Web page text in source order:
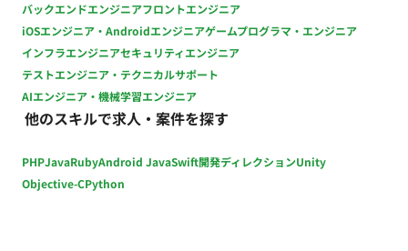
バックエンドエンジニアフロントエンジニア
iOSエンジニア・Androidエンジニアゲームプログラマ・エンジニア
インフラエンジニアセキュリティエンジニア
テストエンジニア・テクニカルサポート
AIエンジニア・機械学習エンジニア
他のスキルで求人・案件を探す
PHPJavaRubyAndroid JavaSwift開発ディレクションUnity
Objective-CPython